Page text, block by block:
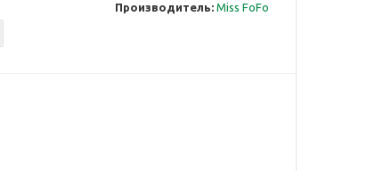
Производитель: Miss FoFo